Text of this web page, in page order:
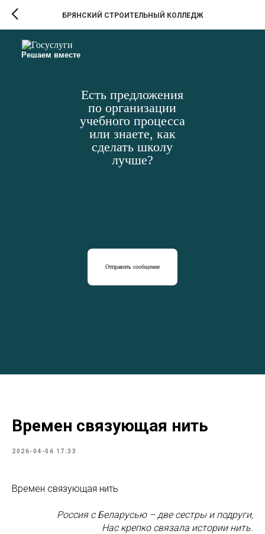
Решаем вместе
Есть предложения
по организации
учебного процесса
или знаете, как
сделать школу
лучше?
Отправить сообщение
БРЯНСКИЙ СТРОИТЕЛЬНЫЙ КОЛЛЕДЖ
Времен связующая нить
2026-04-06 17:33
Времен связующая нить
Россия с Беларусью – две сестры и подруги,
Нас крепко связала истории нить.